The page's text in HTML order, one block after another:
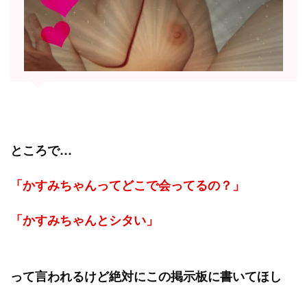
ところで…
「かすみちゃんってどこで会ってるの？」
「かすみちゃんとシタい」
って言われるけど絶対にこの掲示板に書いてほし